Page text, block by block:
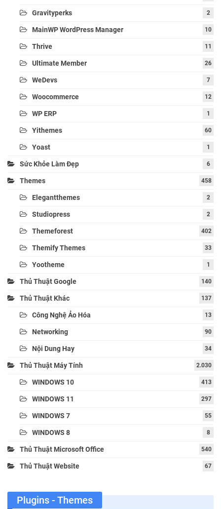
Gravityperks 2
MainWP WordPress Manager 10
Thrive 11
Ultimate Member 26
WeDevs 7
Woocommerce 12
WP ERP 1
Yithemes 60
Yoast 1
Sức Khỏe Làm Đẹp 6
Themes 458
Elegantthemes 2
Studiopress 2
Themeforest 402
Themify Themes 33
Yootheme 1
Thủ Thuật Google 140
Thủ Thuật Khác 137
Công Nghệ Ảo Hóa 13
Networking 90
Nội Dung Hay 34
Thủ Thuật Máy Tính 2.030
WINDOWS 10 413
WINDOWS 11 297
WINDOWS 7 55
WINDOWS 8 8
Thủ Thuật Microsoft Office 540
Thủ Thuật Website 67
Plugins - Themes